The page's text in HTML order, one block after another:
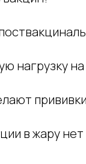
нагрузку
в жару нет